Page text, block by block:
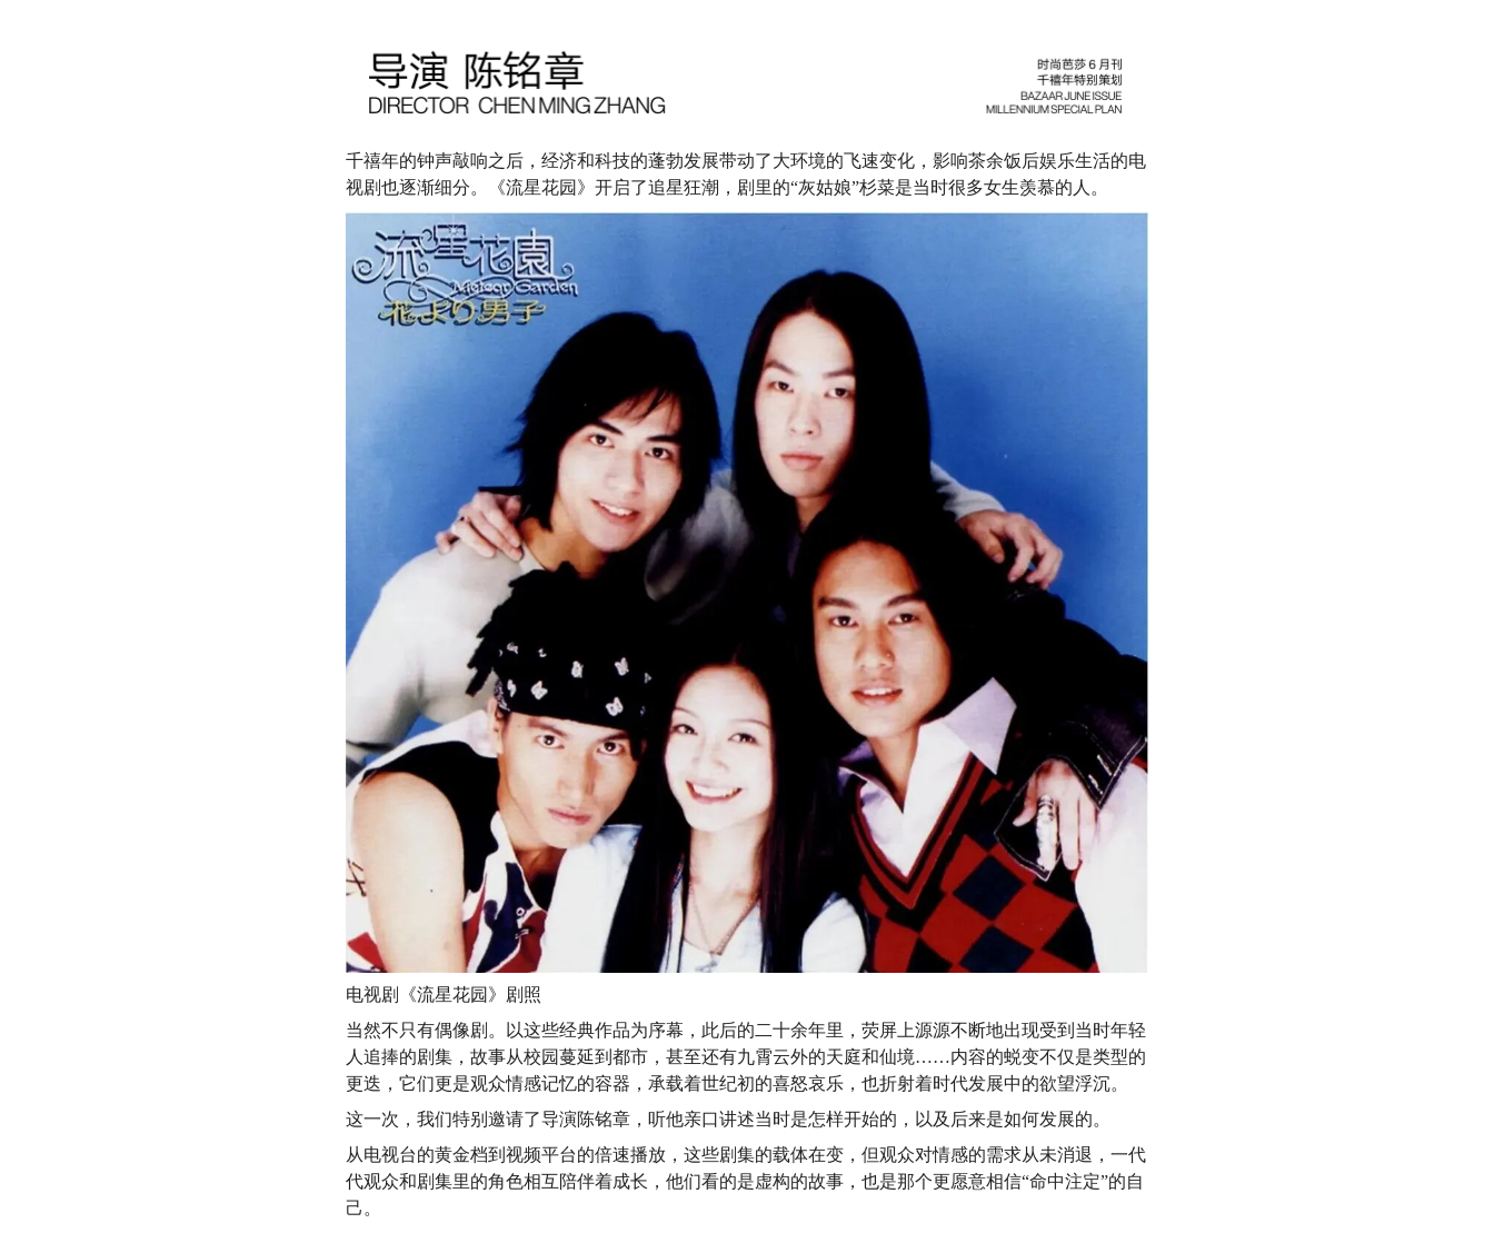
千禧年的钟声敲响之后，经济和科技的蓬勃发展带动了大环境的飞速变化，影响茶余饭后娱乐生活的电
视剧也逐渐细分。《流星花园》开启了追星狂潮，剧里的“灰姑娘”杉菜是当时很多女生羡慕的人。
电视剧《流星花园》剧照
当然不只有偶像剧。以这些经典作品为序幕，此后的二十余年里，荧屏上源源不断地出现受到当时年轻
人追捧的剧集，故事从校园蔓延到都市，甚至还有九霄云外的天庭和仙境……内容的蜕变不仅是类型的
更迭，它们更是观众情感记忆的容器，承载着世纪初的喜怒哀乐，也折射着时代发展中的欲望浮沉。
这一次，我们特别邀请了导演陈铭章，听他亲口讲述当时是怎样开始的，以及后来是如何发展的。
从电视台的黄金档到视频平台的倍速播放，这些剧集的载体在变，但观众对情感的需求从未消退，一代
代观众和剧集里的角色相互陪伴着成长，他们看的是虚构的故事，也是那个更愿意相信“命中注定”的自
己。